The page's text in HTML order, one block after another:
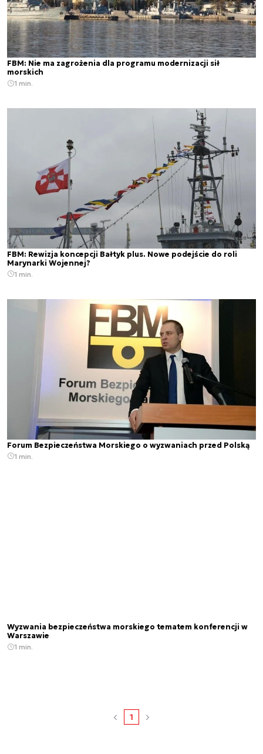
FBM: Nie ma zagrożenia dla programu modernizacji sił
morskich
1 min.
FBM: Rewizja koncepcji Bałtyk plus. Nowe podejście do roli
Marynarki Wojennej?
1 min.
Forum Bezpieczeństwa Morskiego o wyzwaniach przed Polską
1 min.
Wyzwania bezpieczeństwa morskiego tematem konferencji w
Warszawie
1 min.
1